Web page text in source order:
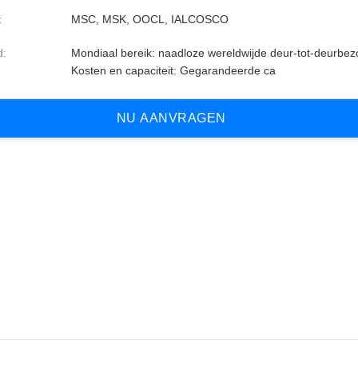
MSC, MSK, OOCL, IALCOSCO
Mondiaal bereik: naadloze wereldwijde deur-tot-
Kosten en capaciteit: Gegarandeerde ca
N U AAN VRAGEN